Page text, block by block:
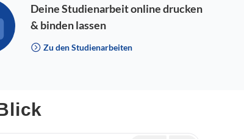
Deine Studienarbeit online drucken
& binden lassen
Zu den Studienarbeiten